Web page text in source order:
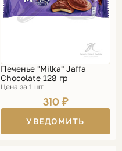
Печенье "Milka" Jaffa
Chocolate 128 гр
Цена за 1 шт
310 ₽
УВЕДОМИТЬ